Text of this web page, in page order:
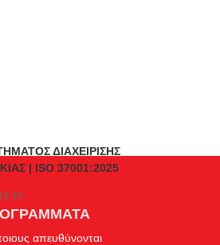
ΔΙΑΧΕΙΡΙΣΗΣ
| ISO 37001:2025
απευθύνονται